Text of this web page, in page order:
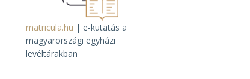
matricula.hu | e-kutatás a
magyarországi egyházi
levéltárakban